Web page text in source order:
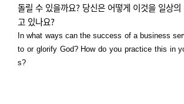
돌릴 수 있을까요? 당신은 어떻게 이것을 일상
고 있나요?
In what ways can the success of a business
to or glorify God? How do you practice this in
s?